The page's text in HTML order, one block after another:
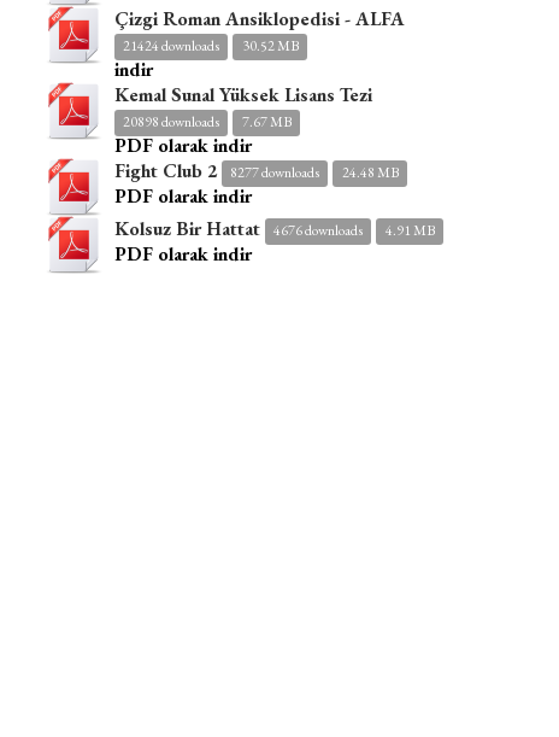
Çizgi Roman Ansiklopedisi - ALFA
21424 downloads 30.52 MB
indir
Kemal Sunal Yüksek Lisans Tezi
20898 downloads 7.67 MB
PDF olarak indir
Fight Club 2
8277 downloads 24.48 MB
PDF olarak indir
Kolsuz Bir Hattat
4676 downloads 4.91 MB
PDF olarak indir